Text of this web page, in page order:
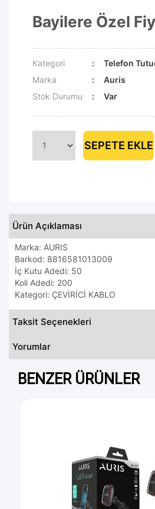
Bayilere Özel
Kategori
Telefon
Marka
Auris
Stok Durumu
Var
SEPETE EKLE
Ürün Açıklaması
Marka: AURIS
Barkod: 8816581013009
İç Kutu Adedi: 50
Koli Adedi: 200
Kategori: ÇEVİRİCİ KABLO
Taksit Seçenekleri
Yorumlar
BENZER ÜRÜNLER